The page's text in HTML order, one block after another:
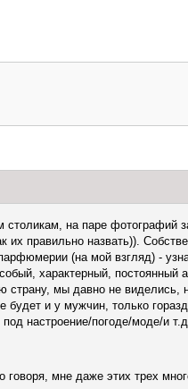
на паре фотографий
правильно назвать)).
(на мой взгляд) -
характерный,
мы давно не виделись,
будет и у мужчин, только
настроение/погоде/моде/и
мне даже этих трех